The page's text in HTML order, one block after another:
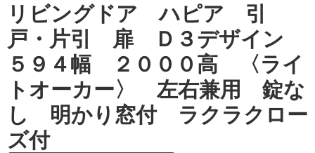
リビングドア ハピア 引
戸・片引 扉 Ｄ３デザイン
５９４幅 ２０００高 〈ライ
トオーカー〉 左右兼用 錠な
し 明かり窓付 ラクラクロー
ズ付